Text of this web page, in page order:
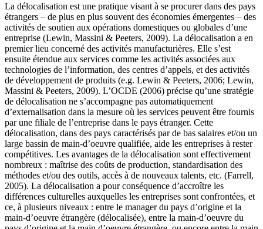
La délocalisation est une pratique visant à se procurer dans des pays
étrangers – de plus en plus souvent des économies émergentes – des
activités de soutien aux opérations domestiques ou globales d’une
entreprise (Lewin, Massini & Peeters, 2009). La délocalisation a en
premier lieu concerné des activités manufacturières. Elle s’est
ensuite étendue aux services comme les activités associées aux
technologies de l’information, des centres d’appels, et des activités
de développement de produits (e.g. Lewin & Peeters, 2006; Lewin,
Massini & Peeters, 2009). L’OCDE (2006) précise qu’une stratégie
de délocalisation ne s’accompagne pas automatiquement
d’externalisation dans la mesure où les services peuvent être fournis
par une filiale de l’entreprise dans le pays étranger. Cette
délocalisation, dans des pays caractérisés par de bas salaires et/ou un
large bassin de main-d’oeuvre qualifiée, aide les entreprises à rester
compétitives. Les avantages de la délocalisation sont effectivement
nombreux : maîtrise des coûts de production, standardisation des
méthodes et/ou des outils, accès à de nouveaux talents, etc. (Farrell,
2005). La délocalisation a pour conséquence d’accroître les
différences culturelles auxquelles les entreprises sont confrontées, et
ce, à plusieurs niveaux : entre le manager du pays d’origine et la
main-d’oeuvre étrangère (délocalisée), entre la main-d’oeuvre du